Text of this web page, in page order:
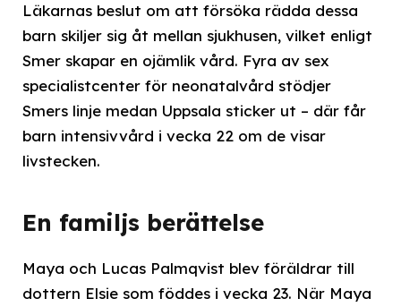
Läkarnas beslut om att försöka rädda dessa
barn skiljer sig åt mellan sjukhusen, vilket enligt
Smer skapar en ojämlik vård. Fyra av sex
specialistcenter för neonatalvård stödjer
Smers linje medan Uppsala sticker ut – där får
barn intensivvård i vecka 22 om de visar
livstecken.
En familjs berättelse
Maya och Lucas Palmqvist blev föräldrar till
dottern Elsie som föddes i vecka 23. När Maya